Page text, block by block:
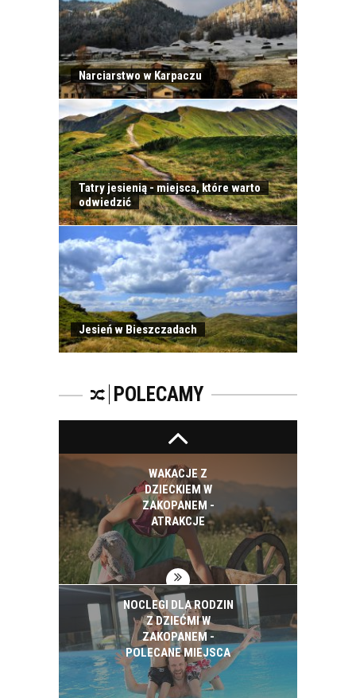
Narciarstwo w Karpaczu
Tatry jesienią - miejsca, które warto
odwiedzić
Jesień w Bieszczadach
POLECAMY
CHODZENIE PO
GÓRACH Z
DZIECKIEM -
PRAKTYCZNY
PORADNIK
NIEWYMAGAJĄCE
TRASY DLA DZIECI W
ZAKOPANEM -
PORADNIK
SYLWESTER W
PENSJONATY Z
WYŻYWIENIEM
WAKACJE Z
DZIECKIEM W
ZAKOPANEM -
ATRAKCJE
NOCLEGI DLA RODZIN
Z DZIEĆMI W
ZAKOPANEM -
POLECANE MIEJSCA